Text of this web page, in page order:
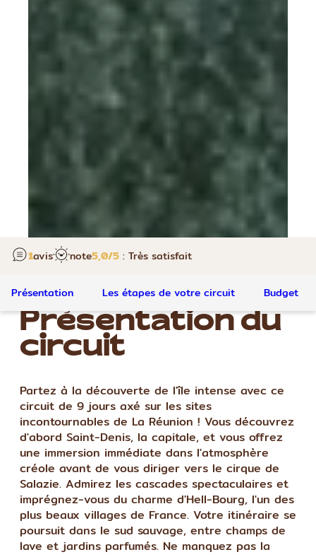
Présentation Les étapes de votre circuit Budget
1avis note5,0/5 : Très satisfait
Présentation du
circuit
Partez à la découverte de l'île intense avec ce
circuit de 9 jours axé sur les sites
incontournables de La Réunion ! Vous découvrez
d'abord Saint-Denis, la capitale, et vous offrez
une immersion immédiate dans l'atmosphère
créole avant de vous diriger vers le cirque de
Salazie. Admirez les cascades spectaculaires et
imprégnez-vous du charme d'Hell-Bourg, l'un des
plus beaux villages de France. Votre itinéraire se
poursuit dans le sud sauvage, entre champs de
lave et jardins parfumés. Ne manquez pas la